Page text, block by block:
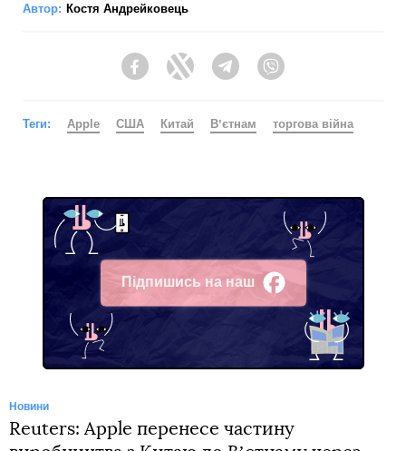
Автор: Костя Андрейковець
FacebookTwitter Telegram
Теги: Apple США Китай Вʼєтнам торгова війна
Підпишись на наш
Facebook
Новини
Reuters: Apple перенесе частину